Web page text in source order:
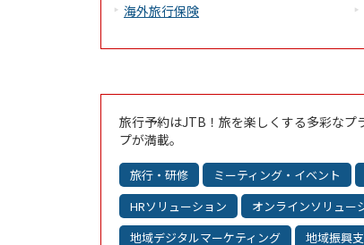
海外旅行保険
旅行予約はJTB！旅を楽しくする多彩なプ
プが満載。
旅行・研修 ミーティング・イベント
HRソリューション
オンラインソリュー
地域デジタルマーケティング
地域振興